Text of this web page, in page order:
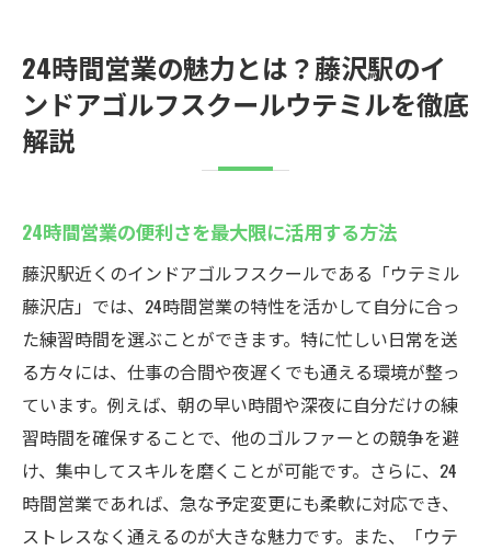
24時間営業の魅力とは？藤沢駅のイ
ンドアゴルフスクールウテミルを徹底
解説
24時間営業の便利さを最大限に活用する方法
藤沢駅近くのインドアゴルフスクールである「ウテミル
藤沢店」では、24時間営業の特性を活かして自分に合っ
た練習時間を選ぶことができます。特に忙しい日常を送
る方々には、仕事の合間や夜遅くでも通える環境が整っ
ています。例えば、朝の早い時間や深夜に自分だけの練
習時間を確保することで、他のゴルファーとの競争を避
け、集中してスキルを磨くことが可能です。さらに、24
時間営業であれば、急な予定変更にも柔軟に対応でき、
ストレスなく通えるのが大きな魅力です。また、「ウテ